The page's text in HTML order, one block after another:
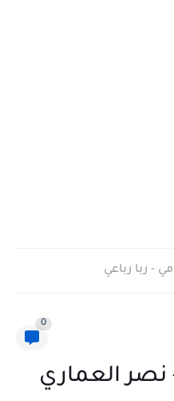
- ربا رباعي
0
نصر العماري